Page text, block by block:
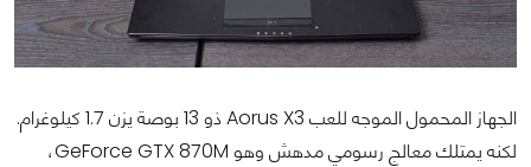
الجهاز المحمول الموجه للعب Aorus X3 ذو 13 بوصة يزن 1.7 كيلوغرام.
لكنه يمتلك معالج رسومي مدهش وهو GeForce GTX 870M،